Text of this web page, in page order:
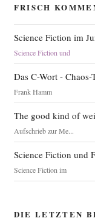
FRISCH
Science Fiction im
Science Fiction und
Das C-Wort -
Frank Hamm
The good kind of
Aufschrieb zur Me...
Science Fiction und
Science Fiction im
DIE LETZTEN